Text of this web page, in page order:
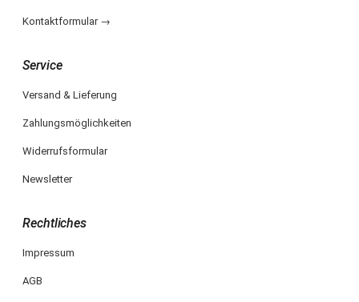
Kontaktformular →
Service
Versand & Lieferung
Zahlungsmöglichkeiten
Widerrufsformular
Newsletter
Rechtliches
Impressum
AGB